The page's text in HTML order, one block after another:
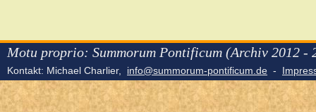
Motu proprio: Summorum Pontificum (Archiv 2012 -
Kontakt: Michael Charlier, info@summorum-pontificum.de -